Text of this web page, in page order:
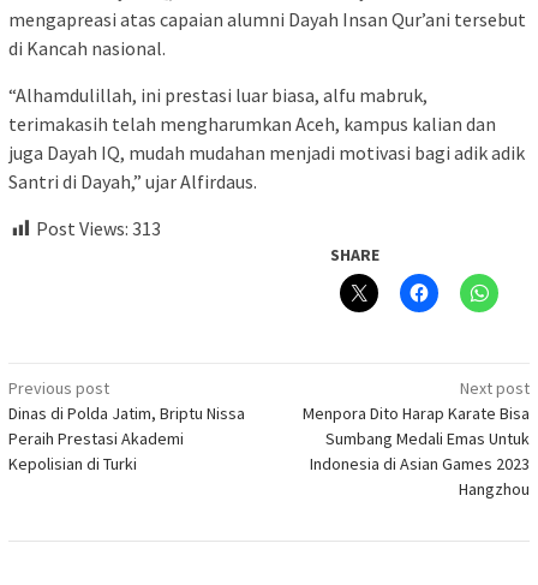
mengapreasi atas capaian alumni Dayah Insan Qur’ani tersebut
di Kancah nasional.
“Alhamdulillah, ini prestasi luar biasa, alfu mabruk,
terimakasih telah mengharumkan Aceh, kampus kalian dan
juga Dayah IQ, mudah mudahan menjadi motivasi bagi adik adik
Santri di Dayah,” ujar Alfirdaus.
Post Views: 313
SHARE
Post
navigation
Previous post
Dinas di Polda Jatim, Briptu Nissa
Peraih Prestasi Akademi
Kepolisian di Turki
Next post
Menpora Dito Harap Karate Bisa
Sumbang Medali Emas Untuk
Indonesia di Asian Games 2023
Hangzhou